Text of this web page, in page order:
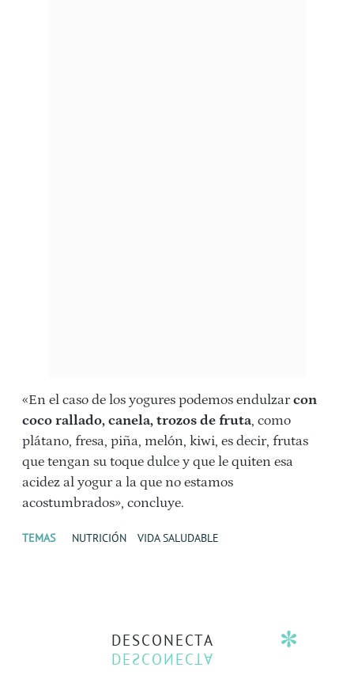
«En el caso de los yogures podemos endulzarcon
coco rallado, canela, trozos de fruta, como
plátano, fresa, piña, melón, kiwi, es decir, frutas
que tengan su toque dulce y que le quiten esa
acidez al yogur a la que no estamos
acostumbrados», concluye.
TEMAS NUTRICIÓN VIDA SALUDABLE
DESCONECTA